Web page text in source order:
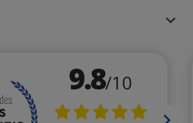
d'avoir des pensées et des
à créer sa réalité.
dans toute activité qui
